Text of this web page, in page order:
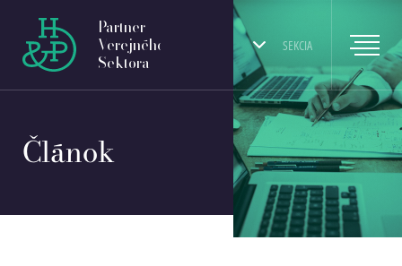
SEKCIA
Partner
Verejného
Sektora
Článok